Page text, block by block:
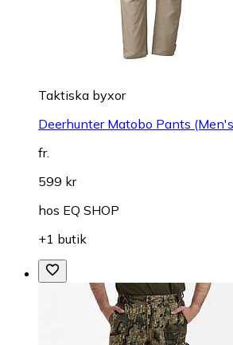
Taktiska byxor
Deerhunter Matobo Pants
fr.
599 kr
hos EQ SHOP
+1 butik